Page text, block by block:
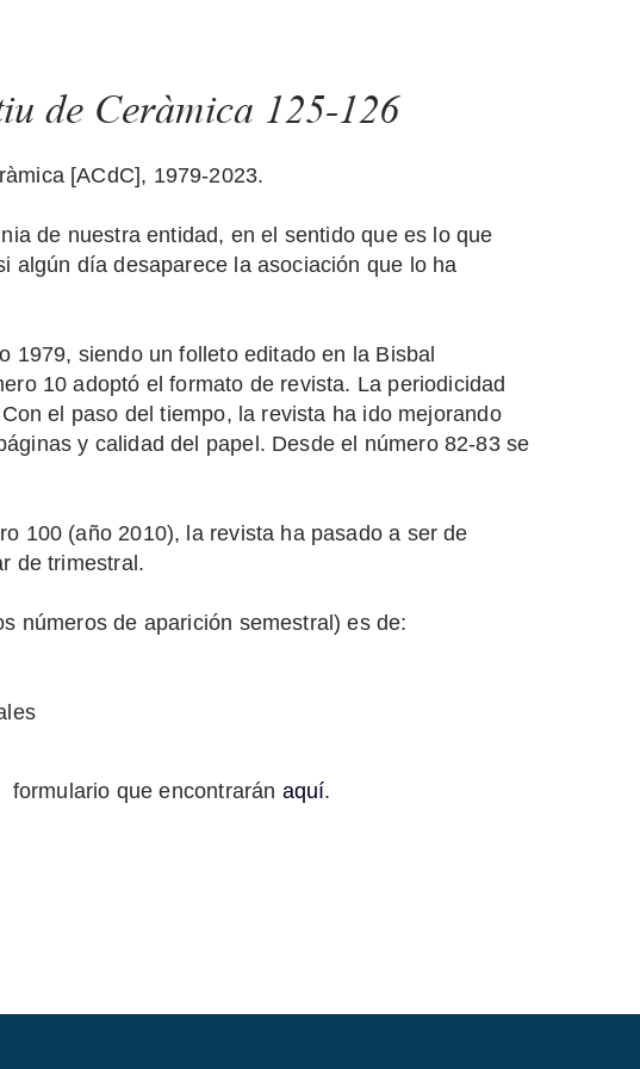
de Ceràmica 125-126
[ACdC], 1979-2023.
de nuestra entidad, en el sentido que es lo que
algún día desaparece la asociación que lo ha
1979, siendo un folleto editado en la Bisbal
10 adoptó el formato de revista. La periodicidad
el paso del tiempo, la revista ha ido mejorando
y calidad del papel. Desde el número 82-83 se
100 (año 2010), la revista ha pasado a ser de
de trimestral.
números de aparición semestral) es de:
que encontrarán aquí.